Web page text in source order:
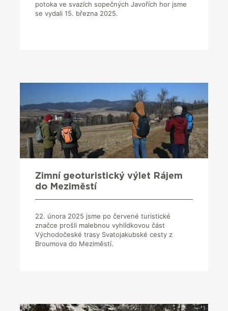
potoka ve svazích sopečných Javořích hor jsme
se vydali 15. března 2025.
Zimní geoturistický výlet Rájem
do Meziměstí
22. února 2025 jsme po červené turistické
značce prošli malebnou vyhlídkovou část
Východočeské trasy Svatojakubské cesty z
Broumova do Meziměstí.